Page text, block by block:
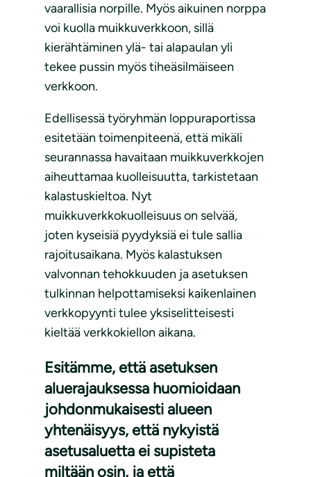
vaarallisia norpille. Myös aikuinen norppa
voi kuolla muikkuverkkoon, sillä
kierähtäminen ylä- tai alapaulan yli
tekee pussin myös tiheäsilmäiseen
verkkoon.
Edellisessä työryhmän loppuraportissa
esitetään toimenpiteenä, että mikäli
seurannassa havaitaan muikkuverkkojen
aiheuttamaa kuolleisuutta, tarkistetaan
kalastuskieltoa. Nyt
muikkuverkkokuolleisuus on selvää,
joten kyseisiä pyydyksiä ei tule sallia
rajoitusaikana. Myös kalastuksen
valvonnan tehokkuuden ja asetuksen
tulkinnan helpottamiseksi kaikenlainen
verkkopyynti tulee yksiselitteisesti
kieltää verkkokiellon aikana.
Esitämme, että asetuksen
aluerajauksessa huomioidaan
johdonmukaisesti alueen
yhtenäisyys, että nykyistä
asetusaluetta ei supisteta
miltään osin, ja että